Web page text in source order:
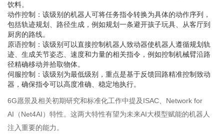
饮料。
动作控制：该级别的机器人可将任务指令转换为具体的动作序列，
包括轨迹规划、路径生成，例如规划一条避开孩子玩具、从客厅到
厨房的路线。
原语控制：该级别可以直接控制机器人致动器使机器人遵循规划轨
迹、生成关节姿态、速度和力量的相关指令，例如控制机械臂沿路
径精确移动并拾取物体。
伺服控制：该级别为最低级别，重点是基于反馈回路精准控制致动
器，确保指令可以高度准确、稳定地执行。
6G愿景及相关初期研究和标准化工作中提及ISAC、Network for
AI（Net4AI）特性。这两大特性有望为未来AI大模型赋能的机器人
注入重要的能力。